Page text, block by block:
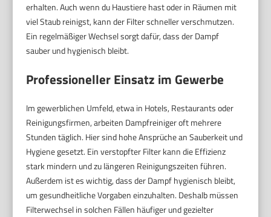
erhalten. Auch wenn du Haustiere hast oder in Räumen mit
viel Staub reinigst, kann der Filter schneller verschmutzen.
Ein regelmäßiger Wechsel sorgt dafür, dass der Dampf
sauber und hygienisch bleibt.
Professioneller Einsatz im Gewerbe
Im gewerblichen Umfeld, etwa in Hotels, Restaurants oder
Reinigungsfirmen, arbeiten Dampfreiniger oft mehrere
Stunden täglich. Hier sind hohe Ansprüche an Sauberkeit und
Hygiene gesetzt. Ein verstopfter Filter kann die Effizienz
stark mindern und zu längeren Reinigungszeiten führen.
Außerdem ist es wichtig, dass der Dampf hygienisch bleibt,
um gesundheitliche Vorgaben einzuhalten. Deshalb müssen
Filterwechsel in solchen Fällen häufiger und gezielter